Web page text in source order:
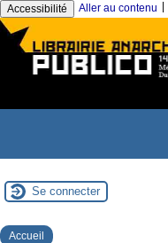
Accessibilité Aller au contenu
Se connecter
Accueil